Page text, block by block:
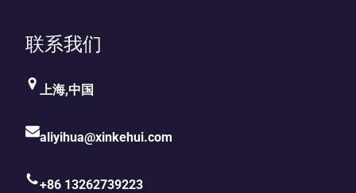
联系我们
上海,中国
aliyihua@xinkehui.com
+86 13262739223